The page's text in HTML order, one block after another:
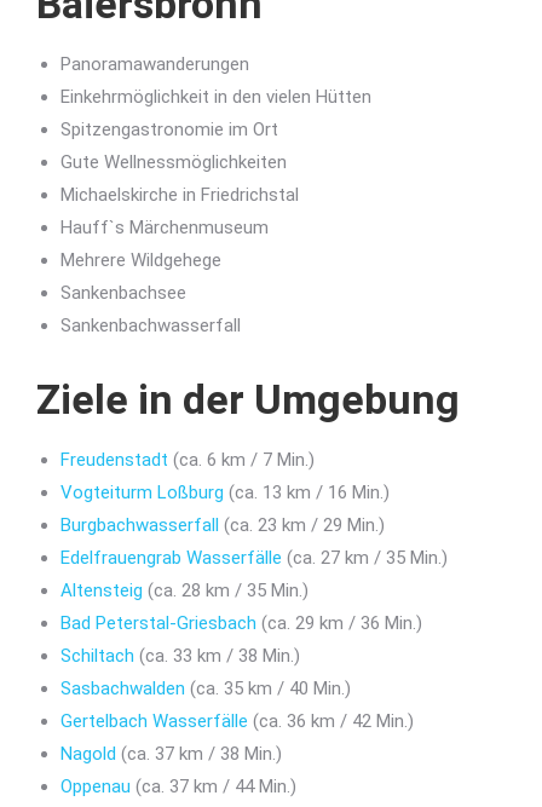
Panoramawanderungen
Einkehrmöglichkeit in den vielen Hütten
Spitzengastronomie im Ort
Gute Wellnessmöglichkeiten
Michaelskirche in Friedrichstal
Hauff`s Märchenmuseum
Mehrere Wildgehege
Sankenbachsee
Sankenbachwasserfall
Ziele in der Umgebung
Freudenstadt (ca. 6 km / 7 Min.)
Vogteiturm Loßburg (ca. 13 km / 16 Min.)
Burgbachwasserfall (ca. 23 km / 29 Min.)
Edelfrauengrab Wasserfälle (ca. 27 km / 35 Min.)
Altensteig (ca. 28 km / 35 Min.)
Bad Peterstal-Griesbach (ca. 29 km / 36 Min.)
Schiltach (ca. 33 km / 38 Min.)
Sasbachwalden (ca. 35 km / 40 Min.)
Gertelbach Wasserfälle (ca. 36 km / 42 Min.)
Nagold (ca. 37 km / 38 Min.)
Oppenau (ca. 37 km / 44 Min.)